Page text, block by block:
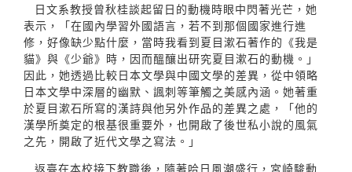
日文系教授曾秋桂談起留日的動機時眼中閃著光芒，她
表示，「在國內學習外國語言，若不到那個國家進行進
修，好像缺少點什麼，當時我看到夏目漱石著作的《我是
貓》與《少爺》時，因而醞釀出研究夏目漱石的動機。」
因此，她透過比較日本文學與中國文學的差異，從中領略
日本文學中深層的幽默、諷刺等筆觸之美感內涵。她著重
於夏目漱石所寫的漢詩與他另外作品的差異之處，「他的
漢學所奠定的根基很重要外，也開啟了後世私小說的風氣
之先，開啟了近代文學之寫法。」
返臺在本校接下教職後，隨著哈日風潮盛行，宮崎駿動